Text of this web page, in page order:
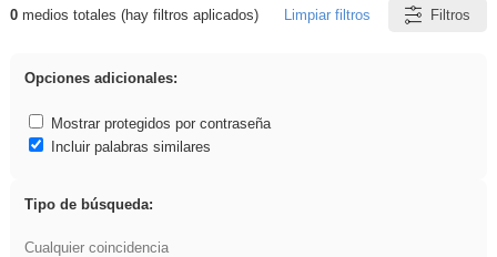
Resultados de: iessanisidro
0medios totales (hay filtros aplicados) Limpiar filtros Filtros
Opciones adicionales:
Mostrar protegidos por contraseña
Incluir palabras similares
Tipo de búsqueda:
Cualquier coincidencia